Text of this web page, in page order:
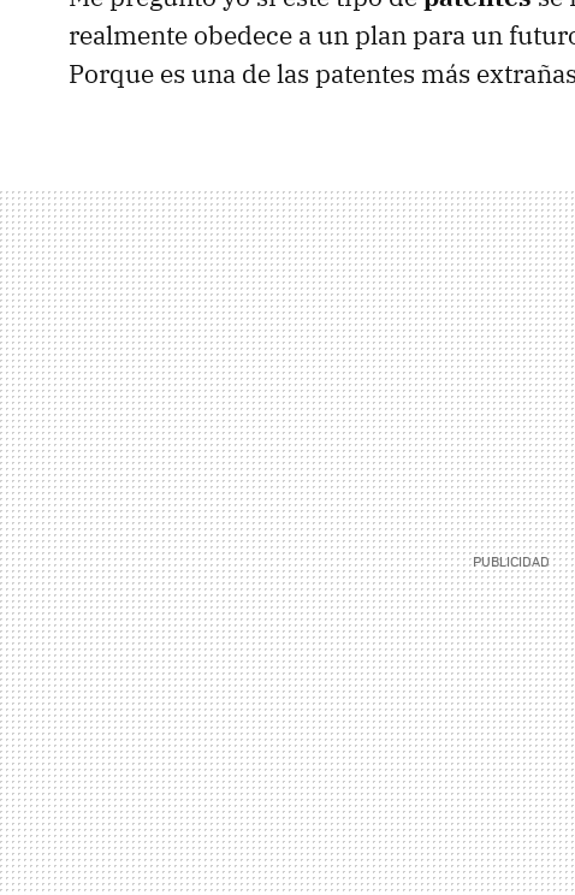
realmente obedece a un plan para un
Porque es una de las patentes más